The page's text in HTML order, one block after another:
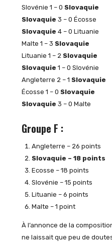
Slovénie 1 – 0 Slovaquie
Slovaquie 3 – 0 Écosse
Slovaquie 4 – 0 Lituanie
Malte 1 – 3 Slovaquie
Lituanie 1 – 2 Slovaquie
Slovaquie 1 – 0 Slovénie
Angleterre 2 – 1 Slovaquie
Écosse 1 – 0 Slovaquie
Slovaquie 3 – 0 Malte
Groupe F :
Angleterre – 26 points
Slovaquie – 18 points
Ecosse – 18 points
Slovénie – 15 points
Lituanie – 6 points
Malte – 1 point
À l’annonce de la
ne laissait que peu de